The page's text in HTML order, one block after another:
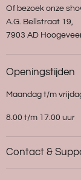
Of bezoek onze
A.G. Bellstraat 19,
7903 AD
Openingstijden
Maandag t/m
8.00 t/m 17.00 uur
Contact &